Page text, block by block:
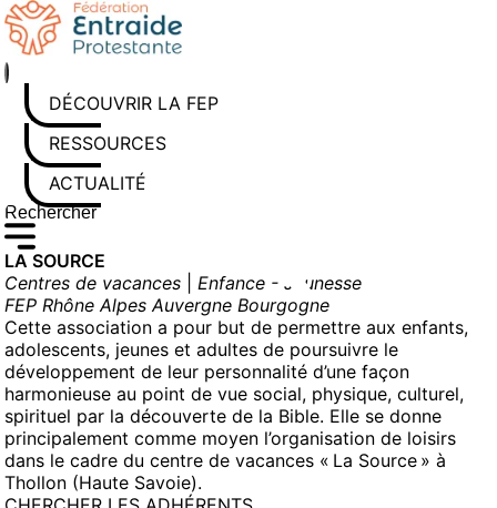
Aller
au
contenu
DÉCOUVRIR LA FEP
RESSOURCES
ACTUALITÉS
Rechercher sur le site
Saisissez au moins 3 caractères pour lancer la recherche
LA SOURCE
Centres de vacances
Enfance - Jeunesse
FEP Rhône Alpes Auvergne Bourgogne
Cette association a pour but de permettre aux enfants,
adolescents, jeunes et adultes de poursuivre le
développement de leur personnalité d’une façon
harmonieuse au point de vue social, physique, culturel,
spirituel par la découverte de la Bible. Elle se donne
principalement comme moyen l’organisation de loisirs
dans le cadre du centre de vacances « La Source » à
Thollon (Haute Savoie).